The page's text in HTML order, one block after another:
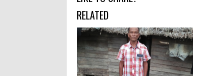
RELATED